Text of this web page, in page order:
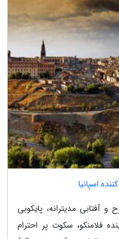
اسپانیا
مدیترانه، پایکوبی
فلامنکو، سکوت پر احترام